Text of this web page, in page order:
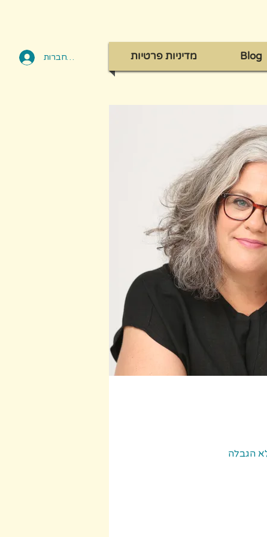
להתחברות Blog מדיניות פרטיות
הגבלה